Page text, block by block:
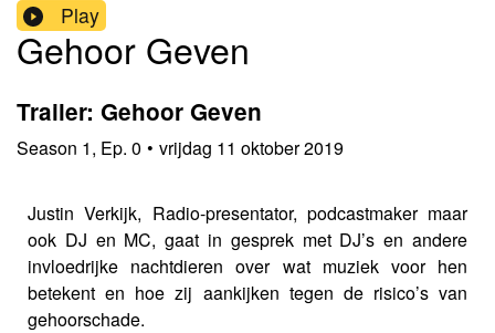
Play
Gehoor Geven
Trailer: Gehoor Geven
Season 1, Ep. 0 • vrijdag 11 oktober 2019
Justin Verkijk, Radio-presentator, podcastmaker maar
ook DJ en MC, gaat in gesprek met DJ’s en andere
invloedrijke nachtdieren over wat muziek voor hen
betekent en hoe zij aankijken tegen de risico’s van
gehoorschade.